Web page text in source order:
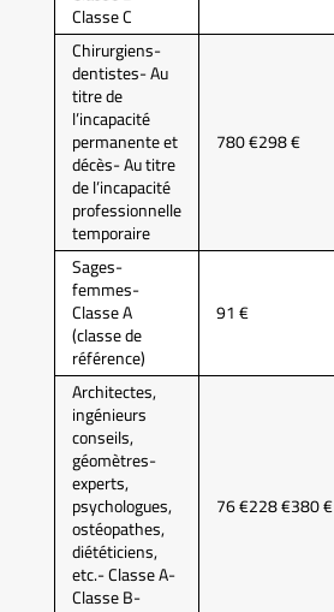
Classe C
Chirurgiens-
dentistes- Au
titre de
l’incapacité
permanente et
décès- Au titre
de l’incapacité
professionnelle
temporaire
780 €298 €
Sages-
femmes-
Classe A
(classe de
référence)
91 €
Architectes,
ingénieurs
conseils,
géomètres-
experts,
psychologues,
ostéopathes,
diététiciens,
etc.- Classe A-
Classe B-
76 €228 €380 €